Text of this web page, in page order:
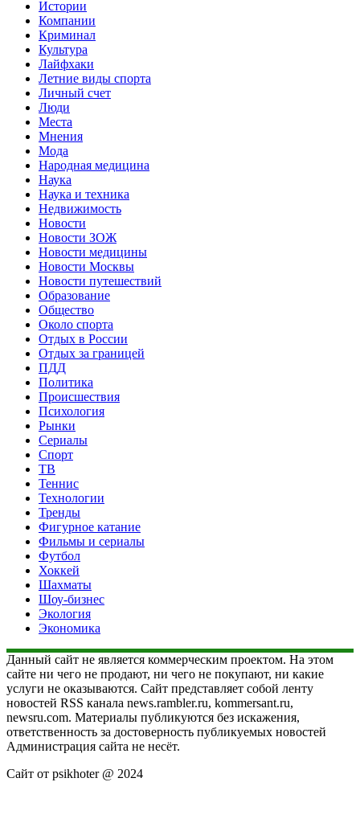
Истории
Компании
Криминал
Культура
Лайфхаки
Летние виды спорта
Личный счет
Люди
Места
Мнения
Мода
Народная медицина
Наука
Наука и техника
Недвижимость
Новости
Новости ЗОЖ
Новости медицины
Новости Москвы
Новости путешествий
Образование
Общество
Около спорта
Отдых в России
Отдых за границей
ПДД
Политика
Происшествия
Психология
Рынки
Сериалы
Спорт
ТВ
Теннис
Технологии
Тренды
Фигурное катание
Фильмы и сериалы
Футбол
Хоккей
Шахматы
Шоу-бизнес
Экология
Экономика
Данный сайт не является коммерческим проектом. На этом
сайте ни чего не продают, ни чего не покупают, ни какие
услуги не оказываются. Сайт представляет собой ленту
новостей RSS канала news.rambler.ru, kommersant.ru,
newsru.com. Материалы публикуются без искажения,
ответственность за достоверность публикуемых новостей
Администрация сайта не несёт.
Сайт от psikhoter @ 2024